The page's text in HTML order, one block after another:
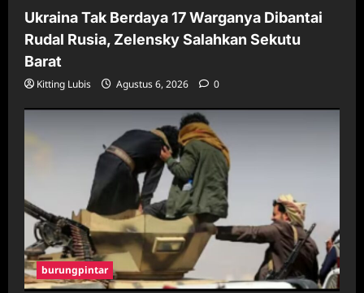
Ukraina Tak Berdaya 17 Warganya Dibantai
Rudal Rusia, Zelensky Salahkan Sekutu
Barat
Kitting Lubis Agustus 6, 2026 0
burungpintar